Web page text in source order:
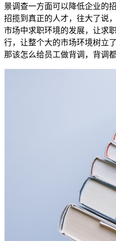
景调查一方面可以降低企业的
招揽到真正的人才，往大了说
市场中求职环境的发展，让求
行，让整个大的市场环境树立
那该怎么给员工做背调，背调